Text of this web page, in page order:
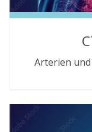
Arterien